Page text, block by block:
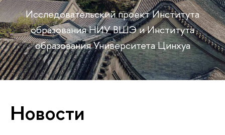
Исследовательский проект Института
образования НИУ ВШЭ и Института
образования Университета Цинхуа
Новости